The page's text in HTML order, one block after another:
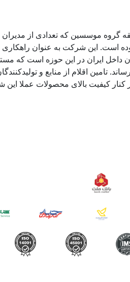
گروه موسسین که تعدادی از مدیران
می باشند با هدف تامین و توزیع تخصصی قطعات یدکی تلفن همراه از سال 1400 آغاز نموده است. این شرکت
داخل ایران در این حوزه است که
تامین اقلام از منابع و
کیفیت بالای محصولات عملا این